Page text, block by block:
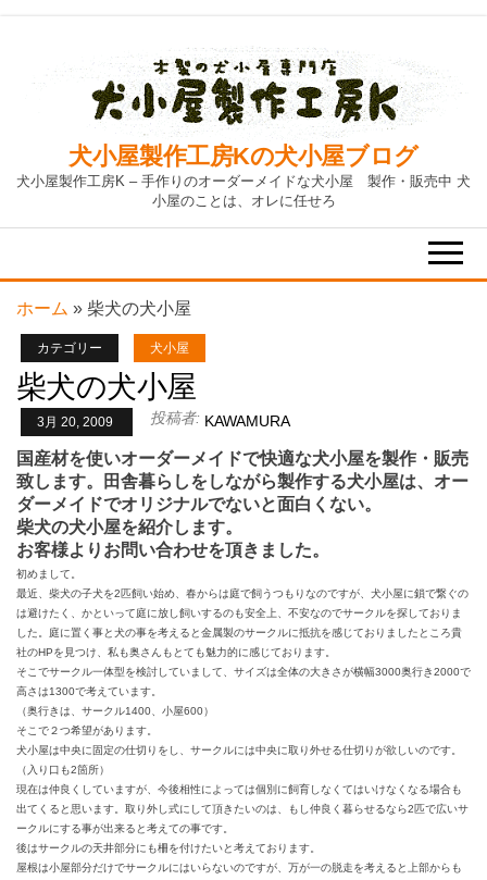
content
犬小屋製作工房Kの犬小屋ブログ
犬小屋製作工房K – 手作りのオーダーメイドな犬小屋 製作・販売中 犬
小屋のことは、オレに任せろ
ホーム » 柴犬の犬小屋
カテゴリー 犬小屋
柴犬の犬小屋
3月 20, 2009 投稿者: KAWAMURA
国産材を使いオーダーメイドで快適な犬小屋を製作・販売
致します。田舎暮らしをしながら製作する犬小屋は、オー
ダーメイドでオリジナルでないと面白くない。
柴犬の犬小屋を紹介します。
お客様よりお問い合わせを頂きました。
初めまして。
最近、柴犬の子犬を2匹飼い始め、春からは庭で飼うつもりなのですが、犬小屋に鎖で繋ぐの
は避けたく、かといって庭に放し飼いするのも安全上、不安なのでサークルを探しておりま
した。庭に置く事と犬の事を考えると金属製のサークルに抵抗を感じておりましたところ貴
社のHPを見つけ、私も奥さんもとても魅力的に感じております。
そこでサークル一体型を検討していまして、サイズは全体の大きさが横幅3000奥行き2000で
高さは1300で考えています。
（奥行きは、サークル1400 、小屋600）
そこで２つ希望があります。
犬小屋は中央に固定の仕切りをし、サークルには中央に取り外せる仕切りが欲しいのです。
（入り口も2箇所）
現在は仲良くしていますが、今後相性によっては個別に飼育しなくてはいけなくなる場合も
出てくると思います。取り外し式にして頂きたいのは、もし仲良く暮らせるなら2匹で広いサ
ークルにする事が出来ると考えての事です。
後はサークルの天井部分にも柵を付けたいと考えております。
屋根は小屋部分だけでサークルにはいらないのですが、万が一の脱走を考えると上部からも